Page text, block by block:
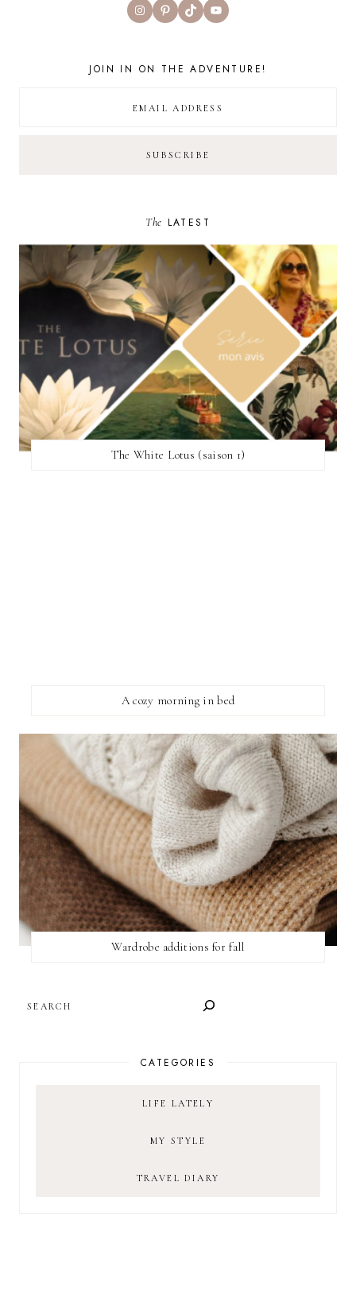
InstagramPinterest
TikTokYouTube
JOIN IN ON THE ADVENTURE!
The LATEST
The White Lotus (saison 1)
A cozy morning in bed
Wardrobe additions for fall
CATEGORIES
LIFE LATELY
MY STYLE
TRAVEL DIARY